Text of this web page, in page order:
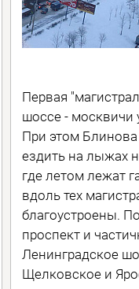
Первая
шоссе - москвичи
При этом
ездить на лыжах
где летом лежат
вдоль тех
благоустроены.
проспект и
Ленинградское
Щелковское и